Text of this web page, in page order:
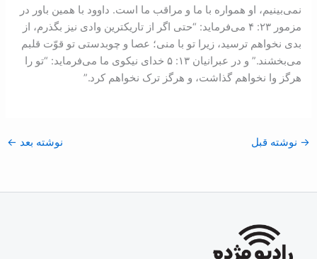
نمی‌بینیم، او همواره با ما و مراقب ما است. داوود با همین باور در
مزمور ۲٣: ۴ می‌فرماید: “حتی اگر از تاریکترین وادی نیز بگذرم، از
بدی نخواهم ترسید، زیرا تو با منی؛ عصا و چوبدستی تو قوّت قلبم
می‌بخشند.” و در عبرانيان ۱٣: ۵ خدای نيکوی ما می‌فرمايد: “تو را
هرگز وا نخواهم گذاشت، و هرگز ترک نخواهم کرد.”
→ نوشته قبل نوشته بعد ←